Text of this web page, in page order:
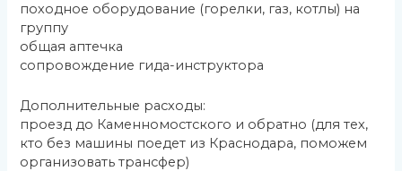
походное оборудование (горелки, газ, котлы) на
группу
общая аптечка
сопровождение гида-инструктора
Дополнительные расходы:
проезд до Каменномостского и обратно (для тех,
кто без машины поедет из Краснодара, поможем
организовать трансфер)